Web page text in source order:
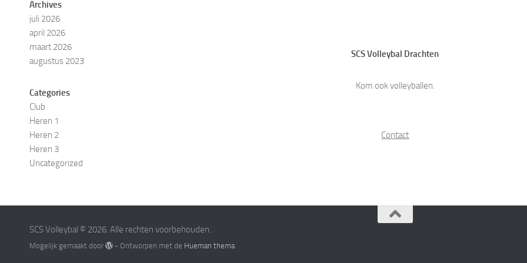
Archives
juli 2026
april 2026
maart 2026
augustus 2023
Categories
Club
Heren 1
Heren 2
Heren 3
Uncategorized
SCS Volleybal Drachten
Kom ook volleyballen.
Contact
SCS Volleybal © 2026. Alle rechten voorbehouden.
Mogelijk gemaakt door - Ontworpen met de Hueman thema